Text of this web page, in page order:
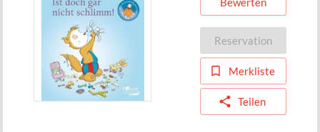
Reservation
Merkliste
Teilen